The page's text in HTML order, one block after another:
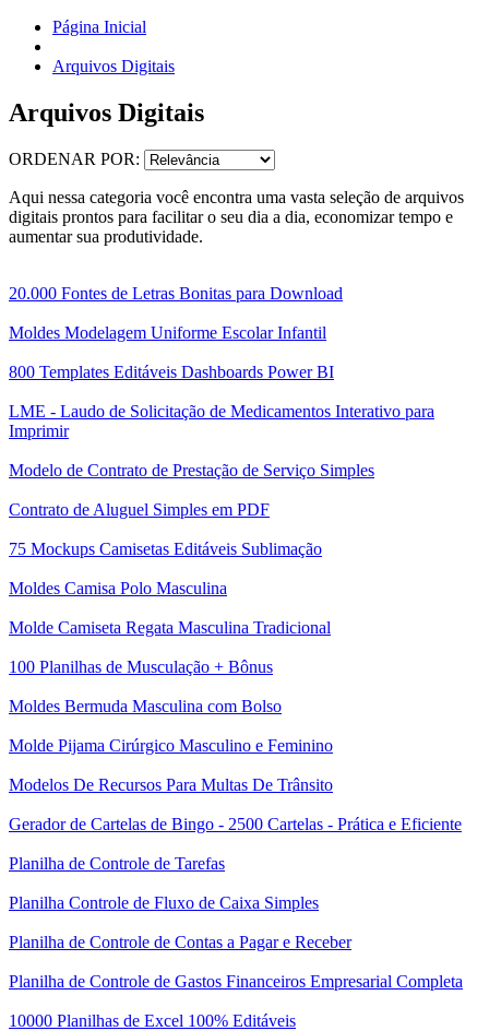
Página Inicial
Arquivos Digitais
Arquivos Digitais
ORDENAR POR:
Aqui nessa categoria você encontra uma vasta seleção de arquivos
digitais prontos para facilitar o seu dia a dia, economizar tempo e
aumentar sua produtividade.
20.000 Fontes de Letras Bonitas para Download
Moldes Modelagem Uniforme Escolar Infantil
800 Templates Editáveis Dashboards Power BI
LME - Laudo de Solicitação de Medicamentos Interativo para
Imprimir
Modelo de Contrato de Prestação de Serviço Simples
Contrato de Aluguel Simples em PDF
75 Mockups Camisetas Editáveis Sublimação
Moldes Camisa Polo Masculina
Molde Camiseta Regata Masculina Tradicional
100 Planilhas de Musculação + Bônus
Moldes Bermuda Masculina com Bolso
Molde Pijama Cirúrgico Masculino e Feminino
Modelos De Recursos Para Multas De Trânsito
Gerador de Cartelas de Bingo - 2500 Cartelas - Prática e Eficiente
Planilha de Controle de Tarefas
Planilha Controle de Fluxo de Caixa Simples
Planilha de Controle de Contas a Pagar e Receber
Planilha de Controle de Gastos Financeiros Empresarial Completa
10000 Planilhas de Excel 100% Editáveis